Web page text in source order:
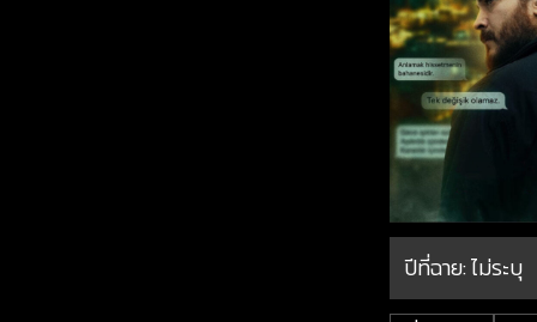
ปีที่ฉาย:ไม่ระบุ